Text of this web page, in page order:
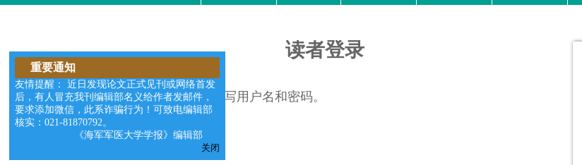
读者登录
请在右边的输入框中填写用户名和密码。
重要通知
友情提醒： 近日发现论文正式见刊或网络首发
后，有人冒充我刊编辑部名义给作者发邮件，
要求添加微信，此系诈骗行为！可致电编辑部
核实：021-81870792。
《海军军医大学学报》编辑部
关闭